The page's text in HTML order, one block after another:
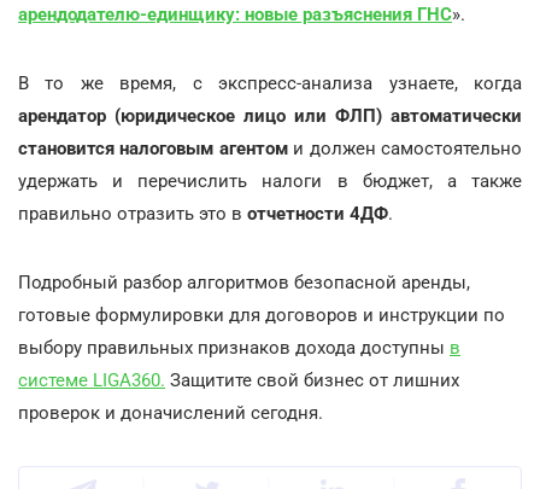
арендодателю-единщику: новые разъяснения ГНС».
В то же время, с экспресс-анализа узнаете, когда
арендатор (юридическое лицо или ФЛП) автоматически
становится налоговым агентоми должен самостоятельно
удержать и перечислить налоги в бюджет, а также
правильно отразить это в отчетности 4ДФ.
Подробный разбор алгоритмов безопасной аренды,
готовые формулировки для договоров и инструкции по
выбору правильных признаков дохода доступны в
системе LIGA360. Защитите свой бизнес от лишних
проверок и доначислений сегодня.